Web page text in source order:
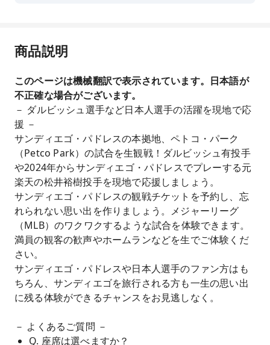
商品説明
このページは機械翻訳で表示されています。日本語が
不正確な場合がございます。
－ ダルビッシュ選手など日本人選手の活躍を現地で応
援 －
サンディエゴ・パドレスの本拠地、ペトコ・パーク
（Petco Park）の試合を生観戦！ダルビッシュ有投手
や2024年からサンディエゴ・パドレスでプレーする元
楽天の松井裕樹投手を現地で応援しましょう。
サンディエゴ・パドレスの観戦チケットを予約し、忘
れられない思い出を作りましょう。メジャーリーグ
（MLB）のワクワクするような試合を体験できます。
満員の観客の歓声やホームランなどを生でご体験くだ
さい。
サンディエゴ・パドレスや日本人選手のファン方はも
ちろん、サンディエゴを旅行される方も一生の思い出
に残る体験ができるチャンスをお見逃しなく。
－ よくあるご質問 －
Q. 座席は選べますか？